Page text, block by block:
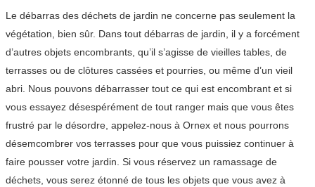
Le débarras des déchets de jardin ne concerne pas seulement la
végétation, bien sûr. Dans tout débarras de jardin, il y a forcément
d’autres objets encombrants, qu’il s’agisse de vieilles tables, de
terrasses ou de clôtures cassées et pourries, ou même d’un vieil
abri. Nous pouvons débarrasser tout ce qui est encombrant et si
vous essayez désespérément de tout ranger mais que vous êtes
frustré par le désordre, appelez-nous à Ornex et nous pourrons
désemcombrer vos terrasses pour que vous puissiez continuer à
faire pousser votre jardin. Si vous réservez un ramassage de
déchets, vous serez étonné de tous les objets que vous avez à